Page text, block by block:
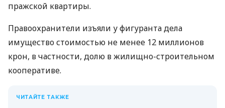
пражской квартиры.
Правоохранители изъяли у фигуранта дела
имущество стоимостью не менее 12 миллионов
крон, в частности, долю в жилищно-строительном
кооперативе.
ЧИТАЙТЕ ТАКЖЕ